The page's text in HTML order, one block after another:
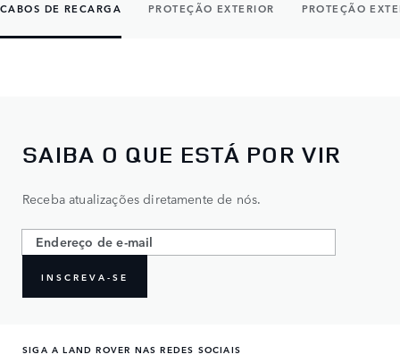
CABOS DE RECARGA PROTEÇÃO EXTERIOR PROTEÇÃO
SAIBA O QUE ESTÁ POR VIR
Receba atualizações diretamente de nós.
INSCREVA-SE
SIGA A LAND ROVER NAS REDES SOCIAIS